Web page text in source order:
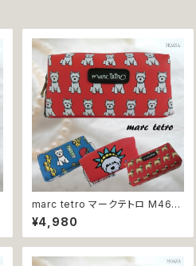
marc tetro マークテトロ M46
M48 M52 M56 ポーチ 小物入れ
化粧ポーチ コスメポーチ ウエスト
ハイランドホワイトテリア パグ 犬
¥4,980